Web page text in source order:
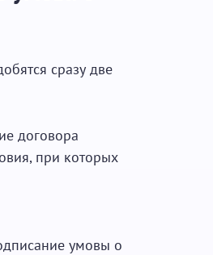
сразу две
договора
при которых
умовы о